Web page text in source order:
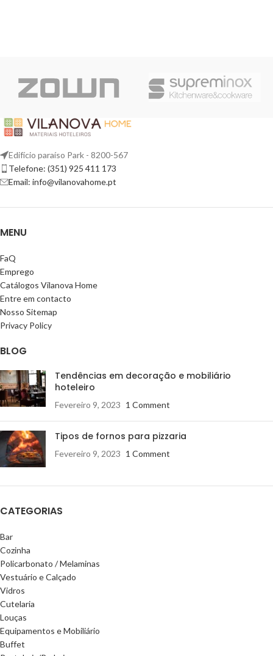
Edifício paraíso Park - 8200-567
Telefone: (351) 925 411 173
Email: info@vilanovahome.pt
MENU
FaQ
Emprego
Catálogos Vilanova Home
Entre em contacto
Nosso Sitemap
Privacy Policy
BLOG
Tendências em decoração e mobiliário
hoteleiro
Fevereiro 9, 2023 1 Comment
Tipos de fornos para pizzaria
Fevereiro 9, 2023 1 Comment
CATEGORIAS
Bar
Cozinha
Policarbonato / Melaminas
Vestuário e Calçado
Vidros
Cutelaria
Louças
Equipamentos e Mobiliário
Buffet